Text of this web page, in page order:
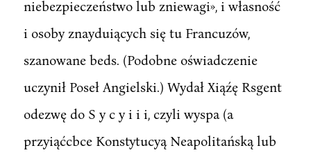
niebezpieczeństwo lub zniewagi», i własność
i osoby znayduiących się tu Francuzów,
szanowane beds. (Podobne oświadczenie
uczynił Poseł Angielski.) Wydał Xiąźę Rsgent
odezwę do S y c y i i i, czyli wyspa (a
przyiąćcbce Konstytucyą Neapolitańską lub